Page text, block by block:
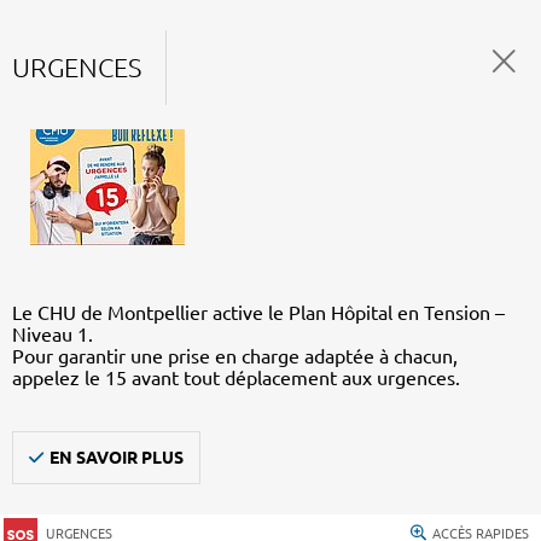
URGENCES
Le CHU de Montpellier active le Plan Hôpital en Tension –
Niveau 1.
Pour garantir une prise en charge adaptée à chacun,
appelez le 15 avant tout déplacement aux urgences.
EN SAVOIR PLUS
URGENCES ACCÈS RAPIDES